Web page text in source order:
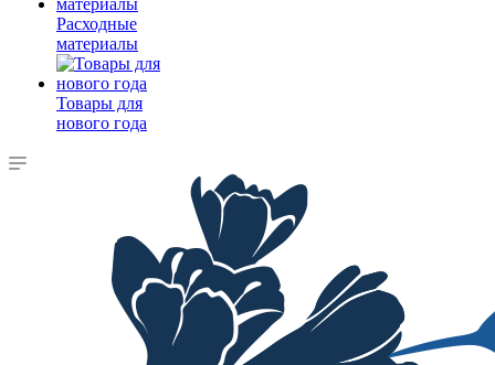
Расходные
материалы
Товары для
нового года